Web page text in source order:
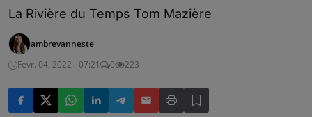
La Rivière du Temps Tom Mazière
ambrevanneste
Fevr. 04, 2022 - 07:21
0 223